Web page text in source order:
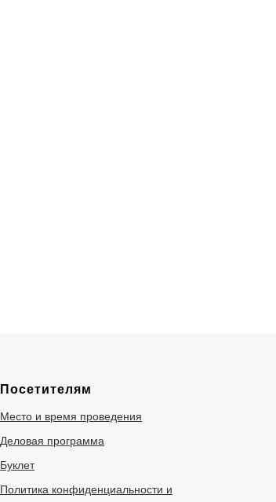
Посетителям
Место и время проведения
Деловая программа
Буклет
Политика конфиденциальности и